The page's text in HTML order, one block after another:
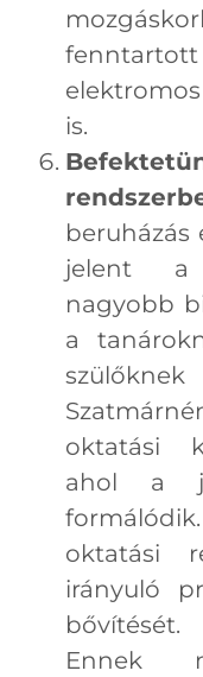
is.
beruházás
jelent a
nagyobb
a
oktatási
ahol a
oktatási
irányuló
bővítését.
Ennek